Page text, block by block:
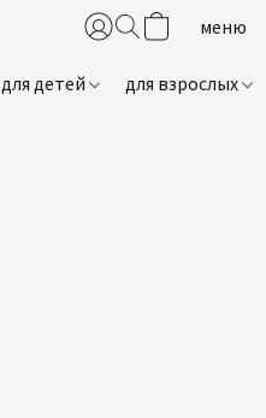
для детей для взрослых